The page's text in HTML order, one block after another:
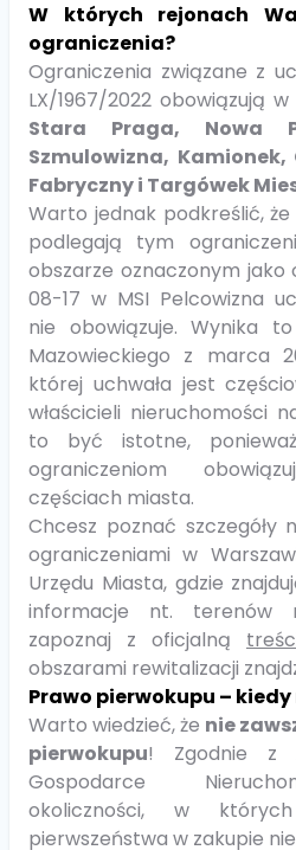
W których rejonach
ograniczenia?
Ograniczenia związane z
LX/1967/2022 obowiązują
Stara Praga, Nowa
Szmulowizna,
Fabryczny i Targówek
Warto jednak podkreślić,
podlegają tym
obszarze oznaczonym
08-17 w MSI Pelcowizna
nie obowiązuje. Wynika
Mazowieckiego z marca
której uchwała jest
właścicieli nieruchomości
to być istotne,
ograniczeniom
częściach miasta.
Chcesz poznać szczegóły
ograniczeniami w
Urzędu Miasta, gdzie
informacje nt. terenów
zapoznaj z oficjalną
obszarami rewitalizacji
Prawo pierwokupu –
Warto wiedzieć, że nie
pierwokupu! Zgodnie z
Gospodarce
okoliczności, w
pierwszeństwa w zakupie